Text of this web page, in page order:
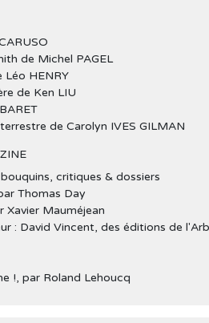
de Michel PAGEL
HENRY
de Ken LIU
de Carolyn IVES GILMAN
critiques & dossiers
Thomas Day
Xavier Mauméjean
: David Vincent, des éditions de
!, par Roland Lehoucq